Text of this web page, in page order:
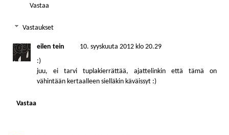
Vastaa
Vastaukset
eilen tein
10. syyskuuta 2012 klo 20.29
:)
juu, ei tarvi tuplakierrättää, ajattelinkin että tämä on
vähintään kertaalleen sielläkin käväissyt :)
Vastaa